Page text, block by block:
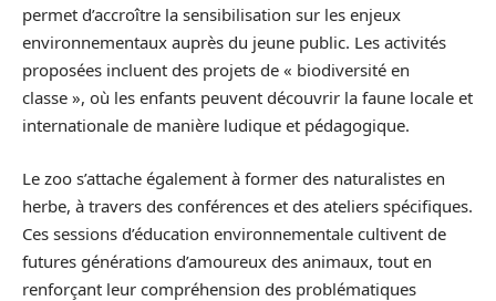
permet d’accroître la sensibilisation sur les enjeux
environnementaux auprès du jeune public. Les activités
proposées incluent des projets de « biodiversité en
classe », où les enfants peuvent découvrir la faune locale et
internationale de manière ludique et pédagogique.
Le zoo s’attache également à former des naturalistes en
herbe, à travers des conférences et des ateliers spécifiques.
Ces sessions d’éducation environnementale cultivent de
futures générations d’amoureux des animaux, tout en
renforçant leur compréhension des problématiques